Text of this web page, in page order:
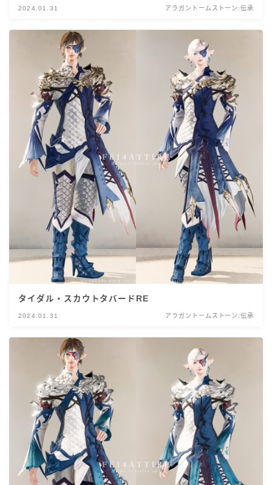
2024.01.31 アラガントームストーン:伝承
タイダル・スカウトタバードRE
2024.01.31 アラガントームストーン:伝承